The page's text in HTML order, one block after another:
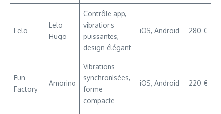
Lelo
Lelo
Hugo
Contrôle app,
vibrations
puissantes,
design élégant
iOS, Android 280 €
Fun
Factory
Amorino
Vibrations
synchronisées,
forme
compacte
iOS, Android 220 €